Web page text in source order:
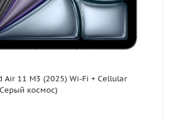
Air 11 M3 (2025) Wi-Fi + Cellular
космос)